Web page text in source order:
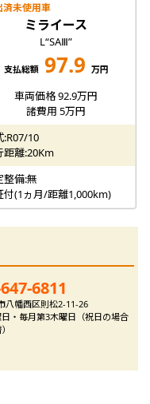
済未使用車
ミライース
L“SAⅢ”
支払総額 97.9 万円
車両価格 92.9万円
諸費用 5万円
:R07/10
距離:20Km
整備:無
付(1ヵ月/距離1,000km)
6811
八幡西区則松2-11-26
・毎月第3木曜日（祝日の場合